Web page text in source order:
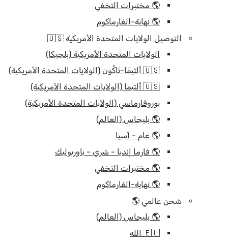
🌎 مختبرات التخفي
🌎 نهاية-الفارماكوم
التوصيل الولايات المتحدة الأمريكية 🇺🇸
الولايات المتحدة الأمريكية (بلجيكا)
🇺🇸 ألتيمَا-نَاكُون (الولايات المتحدة الأمريكية)
🇺🇸 ألتيما (الولايات المتحدة الأمريكية)
يوروفارماسي (الولايات المتحدة الأمريكية)
🌎 بليجاس (العالم)
🌎 عام - آسيا
🌎 فارما إنديا - شري - باوربوليك
🌎 مختبرات التخفي
🌎 نهاية-الفارماكوم
شحن عالمي 🌎
🌎 بليجاس (العالم)
🇪🇺 الله